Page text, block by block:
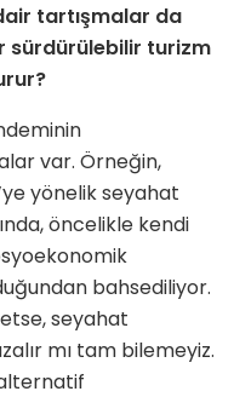
tartışmalar da
sürdürülebilir tu­rizm
var. Örneğin,
yönelik seyahat
öncelikle kendi
bahsediliyor.
seyahat
mı tam bilemeyiz.